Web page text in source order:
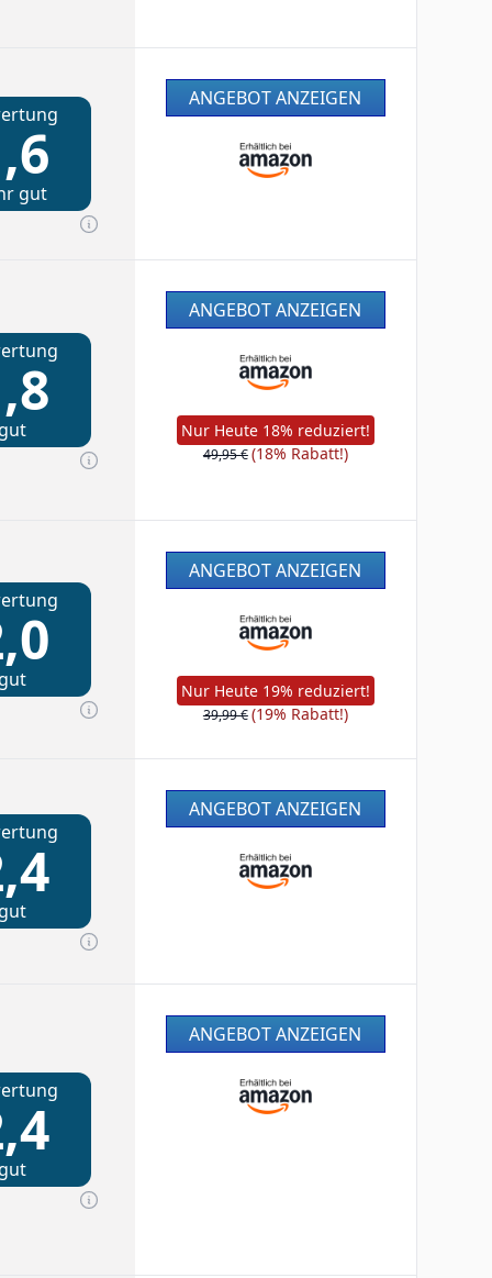
gut
ANGEBOT ANZEIGEN
gut
ANGEBOT ANZEIGEN
Nur Heute 18% reduziert!
49,95 €(18% Rabatt!)
gut
ANGEBOT ANZEIGEN
Nur Heute 19% reduziert!
39,99 €(19% Rabatt!)
gut
ANGEBOT ANZEIGEN
gut
ANGEBOT ANZEIGEN